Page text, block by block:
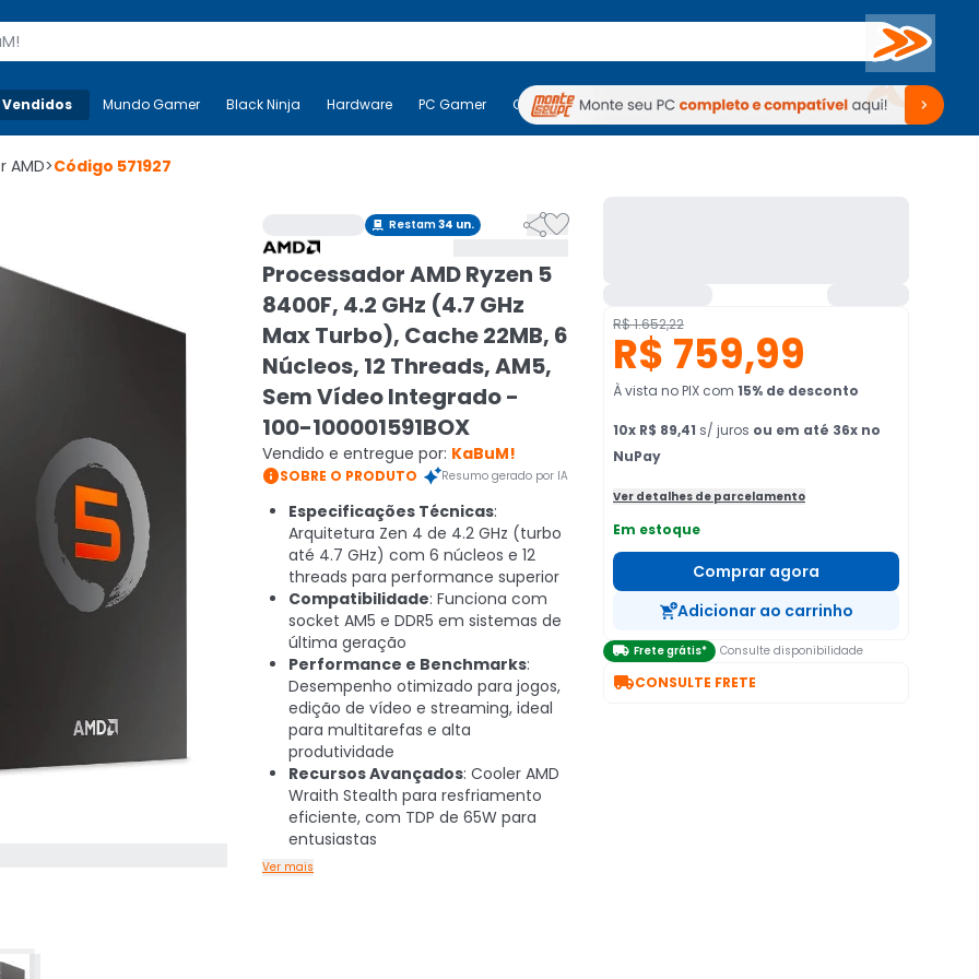
Buscar
Mais-v- Mundo Gamer Black Ninja Hardware PC Gamer Computadores Periféricos TV Venda no KaBuM!
Mundo Gamer Black Ninja Hardware PC Gamer Computadores Periféricos TV Venda no KaBuM!
AMD>Código 571927
 Restam34 un. 
Processador AMD Ryzen 5
8400F, 4.2 GHz (4.7 GHz
Max Turbo), Cache 22MB, 6
Núcleos, 12 Threads, AM5,
Sem Vídeo Integrado -
100-100001591BOX
Vendido e entregue por: KaBuM!
SOBRE O PRODUTO Resumo gerado por IA
Especificações Técnicas:
Arquitetura Zen 4 de 4.2 GHz (turbo
até 4.7 GHz) com 6 núcleos e 12
threads para performance superior
Compatibilidade: Funciona com
socket AM5 e DDR5 em sistemas de
última geração
Performance e Benchmarks:
Desempenho otimizado para jogos,
edição de vídeo e streaming, ideal
para multitarefas e alta
produtividade
Recursos Avançados: Cooler AMD
Wraith Stealth para resfriamento
eficiente, com TDP de 65W para
entusiastas
Ver mais
R$ 1.652,22
R$ 759,99
À vista no PIX com 15% de desconto
10x R$ 89,41 s/ juros ou em até 36x no
NuPay
Ver detalhes de parcelamento
Em estoque
Comprar agora
Adicionar ao carrinho
 Frete grátis* Consulte disponibilidade
CONSULTE FRETE